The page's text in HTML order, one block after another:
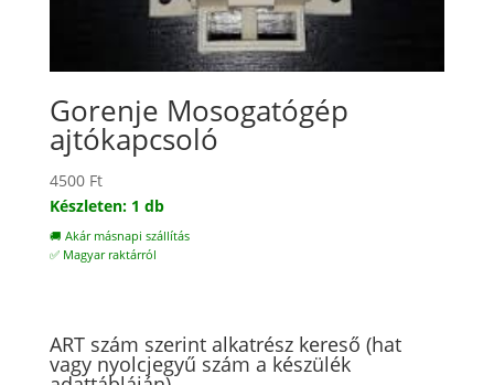
Gorenje Mosogatógép
ajtókapcsoló
4500 Ft
Készleten: 1 db
🚚 Akár másnapi szállítás
✅ Magyar raktárról
ART szám szerint alkatrész kereső (hat
vagy nyolcjegyű szám a készülék